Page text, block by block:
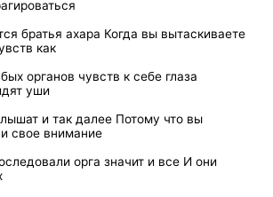
братья ахара Когда вы вытаскиваете
как
органов чувств к себе глаза
уши
и так далее Потому что вы
свое внимание
орга значит и все И они